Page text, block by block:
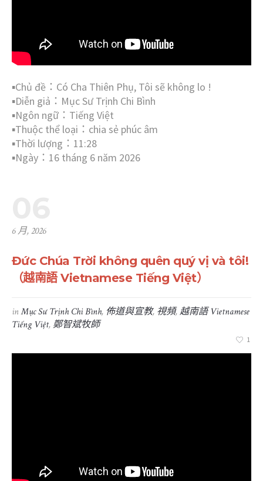
▪︎Chủ đề：Có Cha Thiên Phụ, Tôi sẽ không lo !
▪︎Diễn giả：Mục Sư Trịnh Chi Bình
▪︎Ngôn ngữ：Tiếng Việt
▪︎Thuộc thể loại：chia sẻ phúc âm
▪︎Thời lượng：11:28
▪︎Ngày：16 tháng 6 năm 2026
6 月, 2026
Đức Chúa Trời không quên quý vị và tôi!
（越南語 Vietnamese Tiếng Việt）
inMục Sư Trịnh Chi Bình, 佈道與宣教, 視頻,越南語 Vietnamese
Tiếng Việt,鄭智斌牧師
1